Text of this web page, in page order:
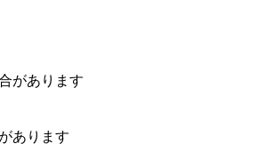
があります
あります